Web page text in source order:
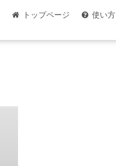
トップページ 使い方